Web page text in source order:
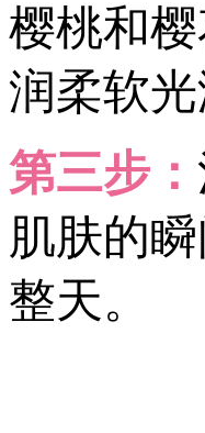
樱桃和
润柔软光
第三步：
肌肤的
整天。